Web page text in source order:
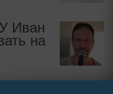
Иван
на